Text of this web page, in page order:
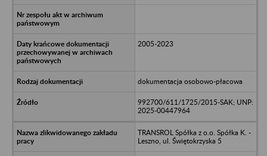
2005-2023
dokumentacja osobowo-płacowa
992700/611/1725/2015-SAK; UNP:
2025-00447964
TRANSROL Spółka z o.o. Spółka K. -
Leszno, ul. Świętokrzyska 5